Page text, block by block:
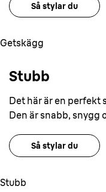
Så stylar du
Getskägg
Stubb
Det här är en perfekt
Den är snabb, snygg
Så stylar du
Stubb